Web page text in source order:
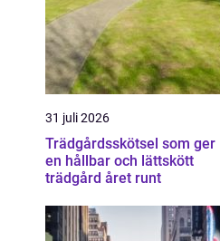
31 juli 2026
Trädgårdsskötsel som ger
en hållbar och lättskött
trädgård året runt